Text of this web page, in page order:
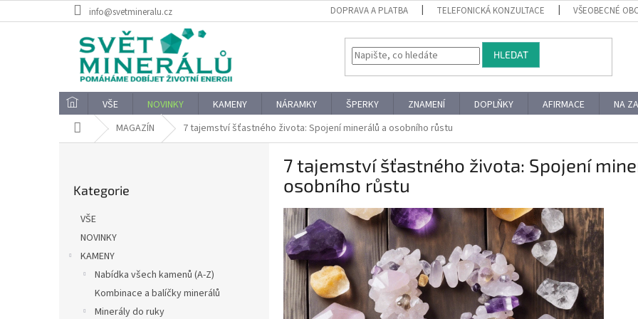
na
info@svetmineralu.cz DOPRAVA A PLATBA TELEFONICKÁ KONZULTACE VŠEOBECNÉ
HLEDAT
VŠE NOVINKY KAMENY NÁRAMKY ŠPERKY ZNAMENÍ DOPLŇKY AFIRMACE NA
Domů MAGAZÍN 7 tajemství šťastného života: Spojení minerálů a osobního růstu
kategorie
Kategorie
VŠE
NOVINKY
KAMENY
Nabídka všech kamenů (A-Z)
Kombinace a balíčky minerálů
Minerály do ruky
7 tajemství šťastného života: Spojení
osobního růstu